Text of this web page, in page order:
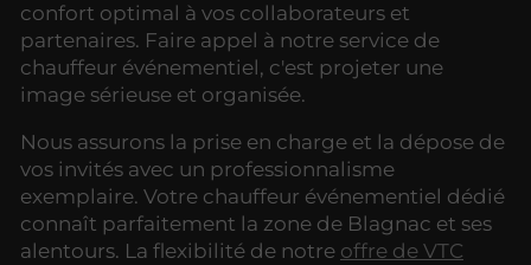
confort optimal à vos collaborateurs et
partenaires. Faire appel à notre service de
chauffeur événementiel, c'est projeter une
image sérieuse et organisée.
Nous assurons la prise en charge et la dépose de
vos invités avec un professionnalisme
exemplaire. Votre chauffeur événementiel dédié
connaît parfaitement la zone de Blagnac et ses
alentours. La flexibilité de notre offre de VTC